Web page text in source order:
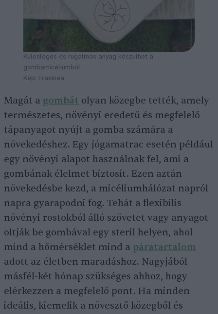
Különleges és rugalmas anyag készülhet a
gombamicéliumból
Kép: Fraxinea
Magát a gombát olyan közegbe tették, amely
természetes, növényi eredetű és megfelelő
tápanyagot nyújt a gomba számára a
növekedéshez. Egy jógamatrac esetén például
egy növényi alapot használnak fel, ami a
gombának élelmet biztosít. Ezen aztán
növekedésbe kezd, a micéliumhálózat napról
napra gyarapodni fog. Tehát a flexibilis
növényi rostokból álló szövetet vagy anyagot
oltják be gombával egy steril helyen, ahol
mind a hőmérséklet mind a páratartalom
adott az életben maradáshoz. Nagyjából
másfél-két hónap szükséges ahhoz, hogy
elérkezzen a megfelelő pont. Ha minden
ideális, kiemelik a növesztő közegből és